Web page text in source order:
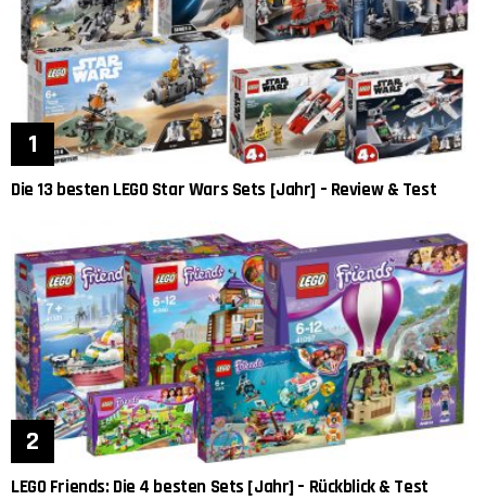
Die 13 besten LEGO Star Wars Sets [Jahr] – Review & Test
LEGO Friends: Die 4 besten Sets [Jahr] – Rückblick & Test